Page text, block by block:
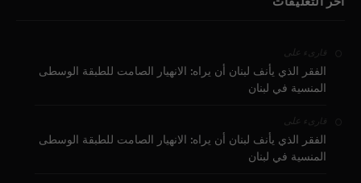
قارىء على
الفقر الذي يأنف لبنان أن يراه: الانهيار الصامت للطبقة الوسطى
المنسية في لبنان
قارىء على
الفقر الذي يأنف لبنان أن يراه: الانهيار الصامت للطبقة الوسطى
المنسية في لبنان